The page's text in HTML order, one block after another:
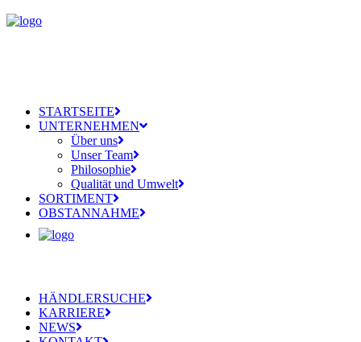
STARTSEITE
UNTERNEHMEN
Über uns
Unser Team
Philosophie
Qualität und Umwelt
SORTIMENT
OBSTANNAHME
HÄNDLERSUCHE
KARRIERE
NEWS